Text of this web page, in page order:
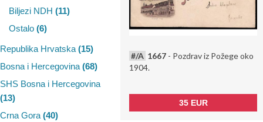
Biljezi NDH (11)
Ostalo (6)
Republika Hrvatska (15)
Bosna i Hercegovina (68)
SHS Bosna i Hercegovina
(13)
Crna Gora (40)
#/A 1667 - Pozdrav iz Požege oko
1904.
35 EUR